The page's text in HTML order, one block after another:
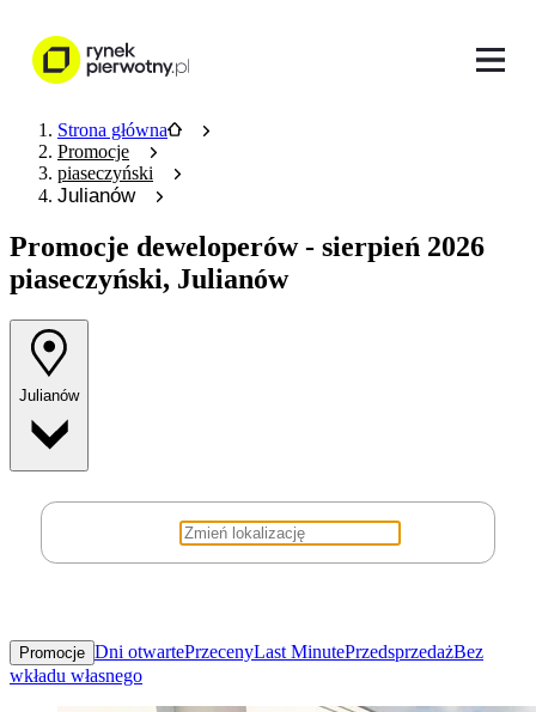
Strona główna
Promocje
piaseczyński
Julianów
Promocje deweloperów - sierpień 2026
piaseczyński, Julianów
Julianów
Promocje Dni otwartePrzecenyLast MinutePrzedsprzedażBez
wkładu własnego